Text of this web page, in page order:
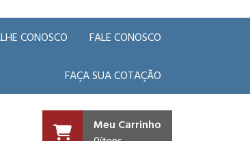
CONOSCO FALE CONOSCO
FAÇA SUA COTAÇÃO
Meu Carrinho